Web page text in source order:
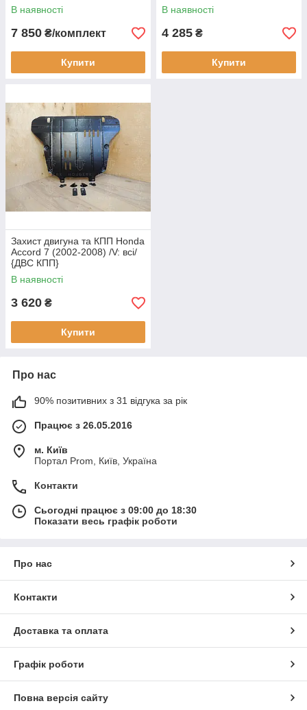
В наявності
7 850 ₴/комплект
Купити
В наявності
4 285 ₴
Купити
Захист двигуна та КПП Honda
Accord 7 (2002-2008) /V: всі/
{ДВС КПП}
В наявності
3 620 ₴
Купити
Про нас
90% позитивних з 31 відгука за рік
Працює з 26.05.2016
м. Київ
Портал Prom, Київ, Україна
Контакти
Сьогодні працює з 09:00 до 18:30
Показати весь графік роботи
Про нас
Контакти
Доставка та оплата
Графік роботи
Повна версія сайту